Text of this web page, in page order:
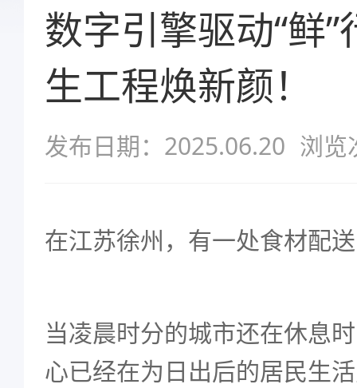
数字引擎驱动“鲜
生工程焕新颜！
发布日期：2025.06.20 浏览
在江苏徐州，有一处食材配
当凌晨时分的城市还在休息
心已经在为日出后的居民生